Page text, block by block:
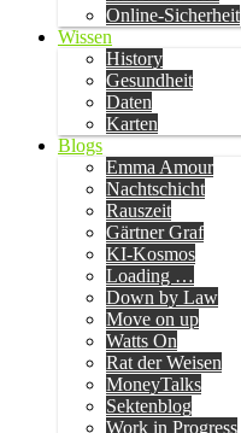
Online-Sicherheit
Wissen
History
Gesundheit
Daten
Karten
Blogs
Emma Amour
Nachtschicht
Rauszeit
Gärtner Graf
KI-Kosmos
Loading …
Down by Law
Move on up
Watts On
Rat der Weisen
MoneyTalks
Sektenblog
Work in Progress